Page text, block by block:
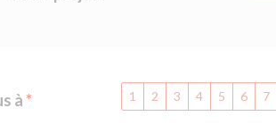
à 1 2 3 4 5 6 7